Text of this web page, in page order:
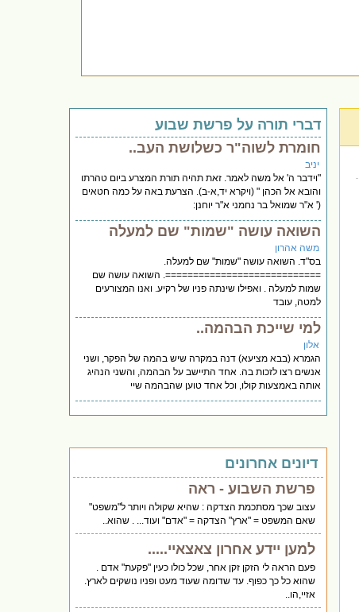
דברי תורה על פרשת שבוע
חומרת לשוה"ר כשלושת העב..
יניב
"וידבר ה' אל משה לאמר. זאת תהיה תורת המצרע ביום טהרתו
והובא אל הכהן " (ויקרא יד,א-ב). הצרעת באה על כמה חטאים
(' א"ר שמואל בר נחמני א"ר יוחנן:
השואה עושה "שמות" שם למעלה
משה אהרון
בס"ד. השואה עושה "שמות" שם למעלה.
============================. השואה עושה שם
שמות למעלה . ואפילו שינתה פניו של רקיע. ואנו המצורעים
למטה, עובד
למי שייכת הבהמה..
אלון
הגמרא (בבא מציעא) דנה במקרה שיש בהמה של הפקר, ושני
אנשים רצו לזכות בה. אחד התיישב על הבהמה, והשני הנהיג
אותה באמצעות קולו, וכל אחד טוען שהבהמה שיי
דיונים אחרונים
פרשת השבוע - ראה
עצוב שכך מסתכמת הצדקה : שהיא שקולה ויותר ל"משפט"
שאם המשפט = "ארץ" הצדקה = "אדם" ועוד... . שהוא..
למען יידע אחרון צאצאיי.....
פעם הראה לי הזקן זקן אחר, שכל כולו כעין "פקעת" אדם .
שהוא כל כך כפוף. עד שדומה שעוד מעט ופניו נושקים לארץ.
אזיי,הו..